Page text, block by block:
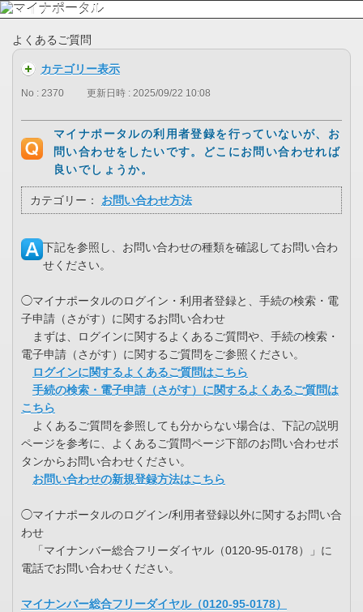
よくあるご質問
カテゴリー表示
No : 2370 更新日時 : 2025/09/22 10:08
マイナポータルの利用者登録を行っていないが、お
問い合わせをしたいです。どこにお問い合わせれば
良いでしょうか。
カテゴリー： お問い合わせ方法
下記を参照し、お問い合わせの種類を確認してお問い合わ
せください。
◯マイナポータルのログイン・利用者登録と、手続の検索・電
子申請（さがす）に関するお問い合わせ
まずは、ログインに関するよくあるご質問や、手続の検索・
電子申請（さがす）に関するご質問をご参照ください。
ログインに関するよくあるご質問はこちら
手続の検索・電子申請（さがす）に関するよくあるご質問は
こちら
よくあるご質問を参照しても分からない場合は、下記の説明
ページを参考に、よくあるご質問ページ下部のお問い合わせボ
タンからお問い合わせください。
お問い合わせの新規登録方法はこちら
◯マイナポータルのログイン/利用者登録以外に関するお問い合
わせ
「マイナンバー総合フリーダイヤル（0120-95-0178）」に
電話でお問い合わせください。
マイナンバー総合フリーダイヤル（0120-95-0178）